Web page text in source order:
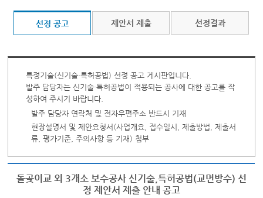
선정 공고 제안서 제출 선정결과
특정기술(신기술·특허공법) 선정 공고 게시판입니다.
발주 담당자는 신기술·특허공법이 적용되는 공사에 대한 공고를 작
성하여 주시기 바랍니다.
발주 담당자 연락처 및 전자우편주소 반드시 기재
현장설명서 및 제안요청서(사업개요, 접수일시, 제출방법, 제출서
류, 평가기준, 주의사항 등 기재) 첨부
돌곶이교 외 3개소 보수공사 신기술,특허공법(교면방수) 선
정 제안서 제출 안내 공고